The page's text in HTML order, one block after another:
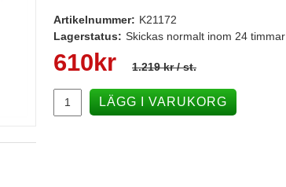
Artikelnummer: K21172
Lagerstatus: Skickas normalt inom 24 timmar
610kr 1.219 kr/ st.
LÄGG I VARUKORG